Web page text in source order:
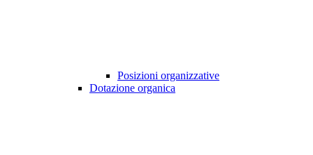
Posizioni organizzative
Dotazione organica